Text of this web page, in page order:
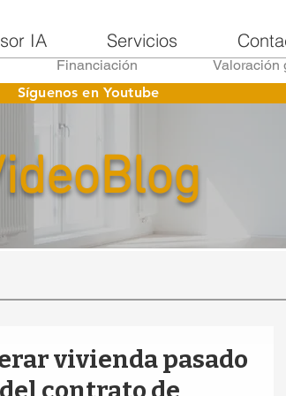
IA Servicios
Financiación
Valoración
Síguenos en Youtube
vivienda pasado